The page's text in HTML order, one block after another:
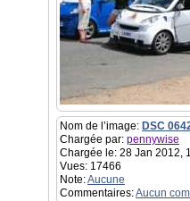
Nom de l’image: DSC
Chargée par: pennywise
Chargée le: 28 Jan 2012,
Vues: 17466
Note:Aucune
Commentaires:Aucun